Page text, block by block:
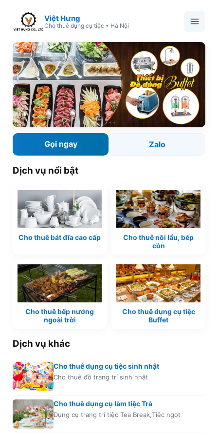
Việt Hưng
Cho thuê dụng cụ tiệc • Hà Nội
Gọi ngay Zalo
Dịch vụ nổi bật
Cho thuê bát đĩa cao cấp
Cho thuê nồi lẩu, bếp
cồn
Cho thuê bếp nướng
ngoài trời
Cho thuê dụng cụ tiệc
Buffet
Dịch vụ khác
Cho thuê dụng cụ tiệc sinh nhật
Cho thuê đồ trang trí sinh nhật
Cho thuê dụng cụ làm tiệc Trà
Dụng cụ trang trí tiệc Tea Break,Tiệc ngọt